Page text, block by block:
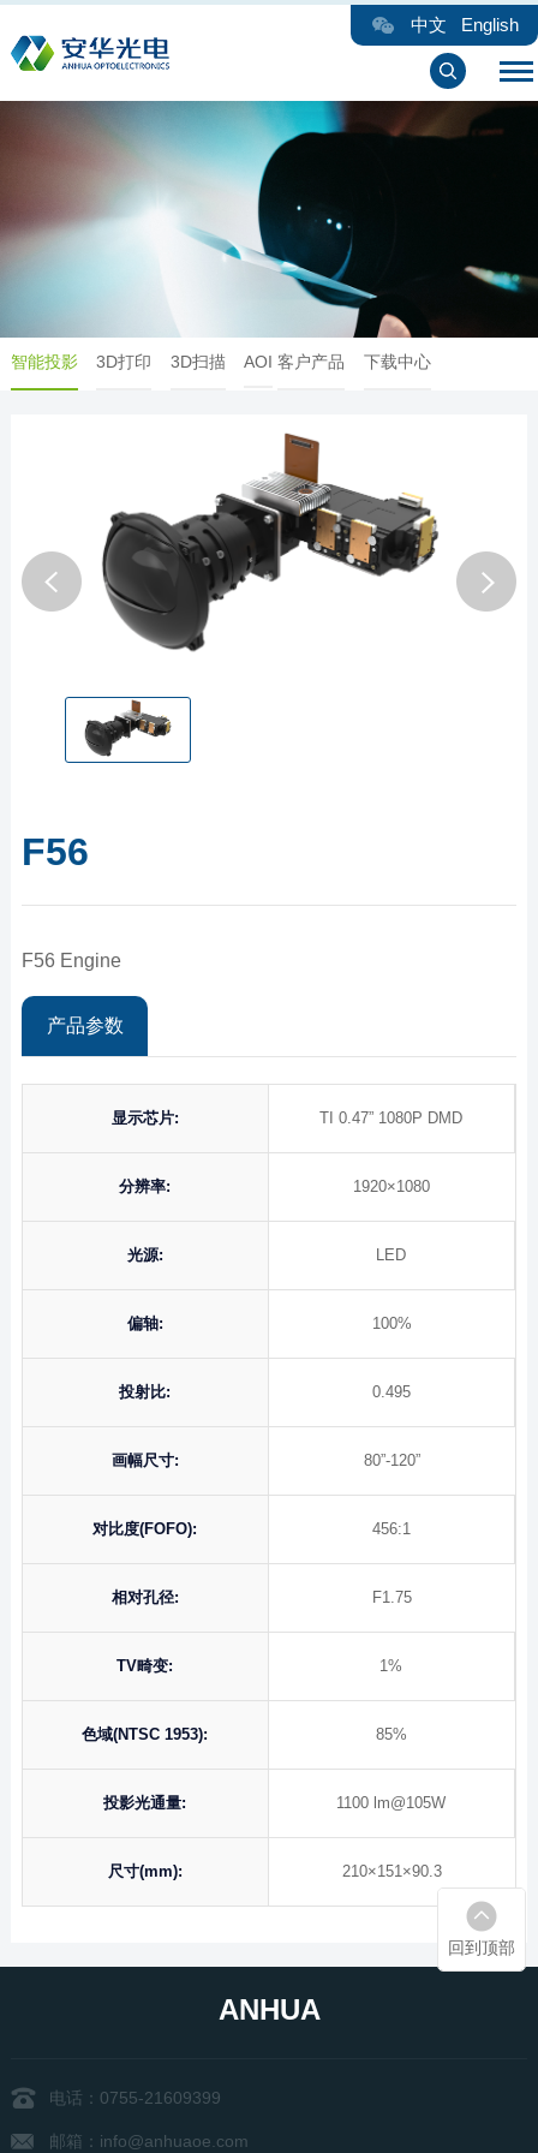
回到顶部
中文 English
智能投影 3D打印 3D扫描 AOI 客户产品 下载中心
F56
F56 Engine
产品参数
显示芯片: TI 0.47” 1080P DMD
分辨率: 1920×1080
光源: LED
偏轴: 100%
投射比: 0.495
画幅尺寸: 80”-120”
对比度(FOFO): 456:1
相对孔径: F1.75
TV畸变: 1%
色域(NTSC 1953): 85%
投影光通量: 1100 lm@105W
尺寸(mm): 210×151×90.3
ANHUA
电话：0755-21609399
邮箱：info@anhuaoe.com